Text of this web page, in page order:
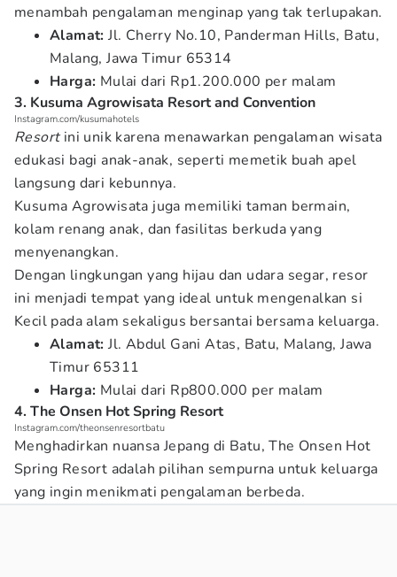
menambah pengalaman menginap yang tak terlupakan.
Alamat: Jl. Cherry No.10, Panderman Hills, Batu,
Malang, Jawa Timur 65314
Harga: Mulai dari Rp1.200.000 per malam
3. Kusuma Agrowisata Resort and Convention
Instagram.com/kusumahotels
Resortini unik karena menawarkan pengalaman wisata
edukasi bagi anak-anak, seperti memetik buah apel
langsung dari kebunnya.
Kusuma Agrowisata juga memiliki taman bermain,
kolam renang anak, dan fasilitas berkuda yang
menyenangkan.
Dengan lingkungan yang hijau dan udara segar, resor
ini menjadi tempat yang ideal untuk mengenalkan si
Kecil pada alam sekaligus bersantai bersama keluarga.
Alamat: Jl. Abdul Gani Atas, Batu, Malang, Jawa
Timur 65311
Harga: Mulai dari Rp800.000 per malam
4. The Onsen Hot Spring Resort
Instagram.com/theonsenresortbatu
Menghadirkan nuansa Jepang di Batu, The Onsen Hot
Spring Resort adalah pilihan sempurna untuk keluarga
yang ingin menikmati pengalaman berbeda.